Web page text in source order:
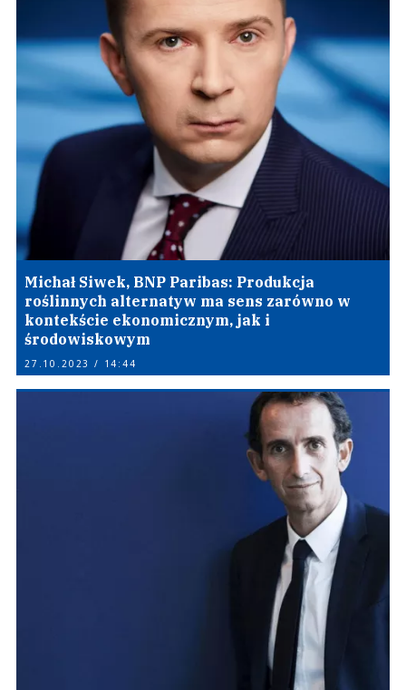
Michał Siwek, BNP Paribas: Produkcja
roślinnych alternatyw ma sens zarówno w
kontekście ekonomicznym, jak i
środowiskowym
27.10.2023 / 14:44